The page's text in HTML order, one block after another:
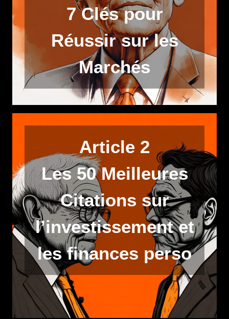
7 Clés pour
Réussir sur les
Marchés
Article 2
Les 50 Meilleures
Citations sur
l’investissement et
les finances perso